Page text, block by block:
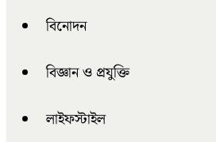
বিনোদন
বিজ্ঞান ও প্রযুক্তি
লাইফস্টাইল